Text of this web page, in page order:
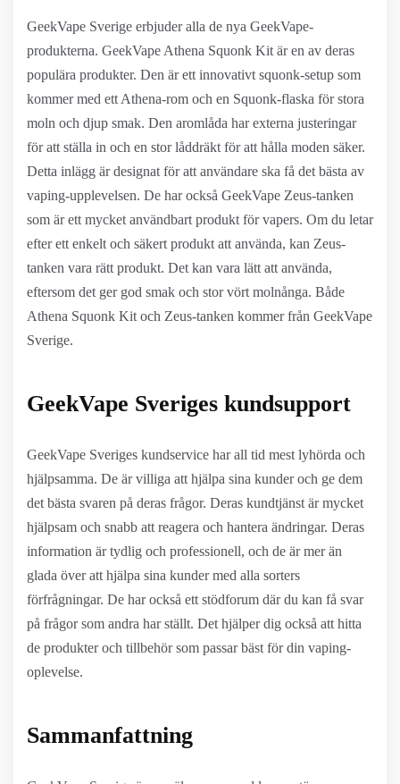
GeekVape Sverige erbjuder alla de nya GeekVape-
produkterna. GeekVape Athena Squonk Kit är en av deras
populära produkter. Den är ett innovativt squonk-setup som
kommer med ett Athena-rom och en Squonk-flaska för stora
moln och djup smak. Den aromlåda har externa justeringar
för att ställa in och en stor låddräkt för att hålla moden säker.
Detta inlägg är designat för att användare ska få det bästa av
vaping-upplevelsen. De har också GeekVape Zeus-tanken
som är ett mycket användbart produkt för vapers. Om du letar
efter ett enkelt och säkert produkt att använda, kan Zeus-
tanken vara rätt produkt. Det kan vara lätt att använda,
eftersom det ger god smak och stor vört molnånga. Både
Athena Squonk Kit och Zeus-tanken kommer från GeekVape
Sverige.
GeekVape Sveriges kundsupport
GeekVape Sveriges kundservice har all tid mest lyhörda och
hjälpsamma. De är villiga att hjälpa sina kunder och ge dem
det bästa svaren på deras frågor. Deras kundtjänst är mycket
hjälpsam och snabb att reagera och hantera ändringar. Deras
information är tydlig och professionell, och de är mer än
glada över att hjälpa sina kunder med alla sorters
förfrågningar. De har också ett stödforum där du kan få svar
på frågor som andra har ställt. Det hjälper dig också att hitta
de produkter och tillbehör som passar bäst för din vaping-
oplevelse.
Sammanfattning